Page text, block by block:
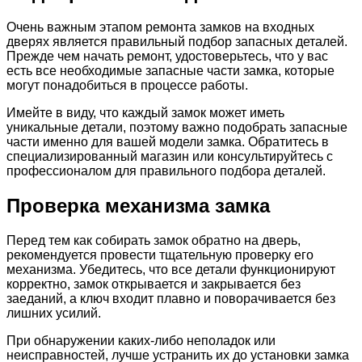
Очень важным этапом ремонта замков на входных
дверях является правильный подбор запасных деталей.
Прежде чем начать ремонт, удостоверьтесь, что у вас
есть все необходимые запасные части замка, которые
могут понадобиться в процессе работы.
Имейте в виду, что каждый замок может иметь
уникальные детали, поэтому важно подобрать запасные
части именно для вашей модели замка. Обратитесь в
специализированный магазин или консультируйтесь с
профессионалом для правильного подбора деталей.
Проверка механизма замка
Перед тем как собирать замок обратно на дверь,
рекомендуется провести тщательную проверку его
механизма. Убедитесь, что все детали функционируют
корректно, замок открывается и закрывается без
заеданий, а ключ входит плавно и поворачивается без
лишних усилий.
При обнаружении каких-либо неполадок или
неисправностей, лучше устранить их до установки замка